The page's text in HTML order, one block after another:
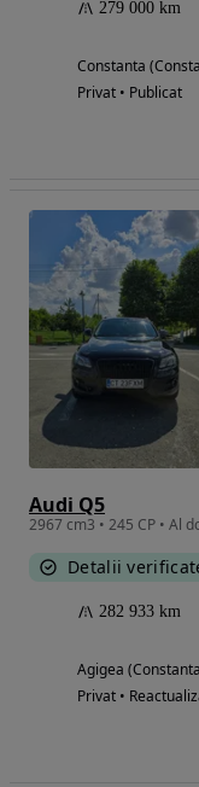
279 000 km
Constanta
Privat • Publicat
Audi Q5
2967 cm3 • 245 CP • Al
Detalii
282 933 km
Agigea
Privat •